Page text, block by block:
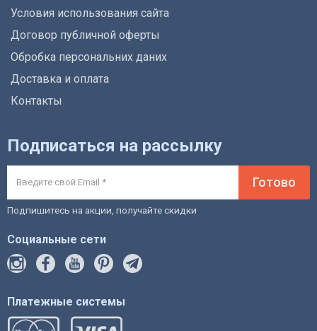
Условия использования сайта
Договор публичной оферты
Обробка персональних даних
Доставка и оплата
Контакты
Подписаться на рассылку
Готово
Подпишитесь на акции, получайте скидки
Социальные сети
Платежные системы